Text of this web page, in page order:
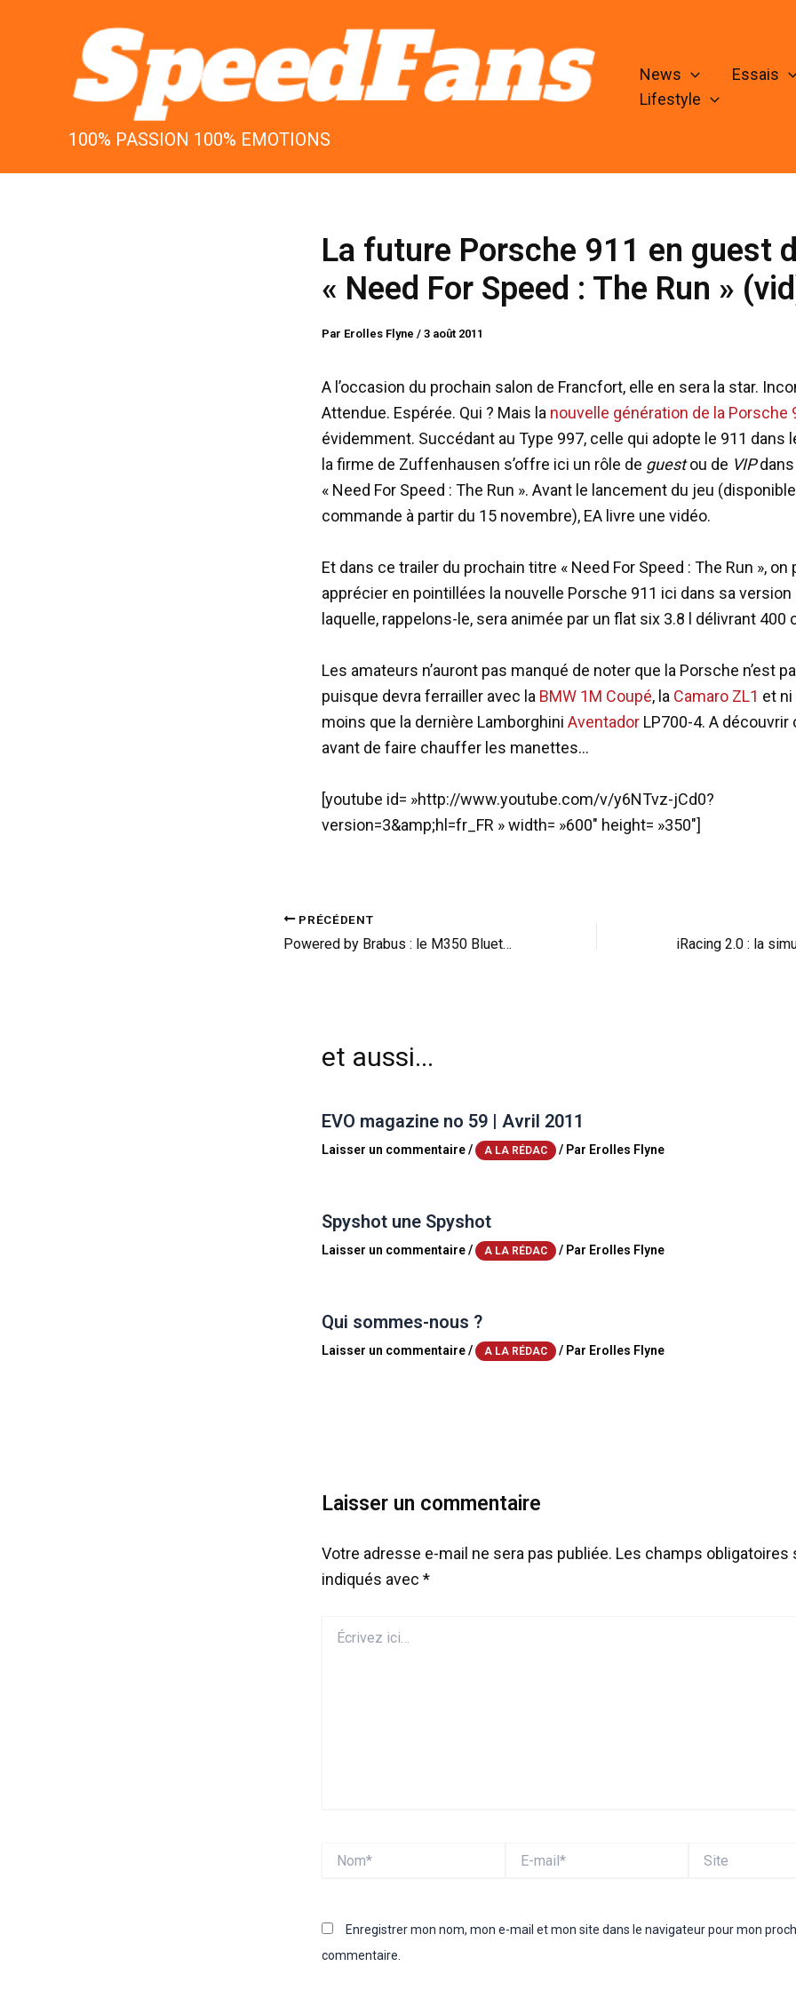
100% PASSION 100% EMOTIONS
News
Essais
Lifestyle
La future Porsche 911 en guest
« Need For Speed : The Run »
Par Erolles Flyne / 3 août 2011
A l’occasion du prochain salon de Francfort, elle en sera la star.
Attendue. Espérée. Qui ? Mais la nouvelle génération de la Porsche
évidemment. Succédant au Type 997, celle qui adopte le 911 dans
la firme de Zuffenhausen s’offre ici un rôle de guestou de VIPdans
« Need For Speed : The Run ». Avant le lancement du jeu
commande à partir du 15 novembre), EA livre une vidéo.
Et dans ce trailer du prochain titre « Need For Speed : The Run », on
apprécier en pointillées la nouvelle Porsche 911 ici dans sa version
laquelle, rappelons-le, sera animée par un flat six 3.8 l délivrant 400
Les amateurs n’auront pas manqué de noter que la Porsche n’est
puisque devra ferrailler avec la BMW 1M Coupé, la Camaro ZL1 et
moins que la dernière Lamborghini Aventador LP700-4. A
avant de faire chauffer les manettes…
[youtube id= »http://www.youtube.com/v/y6NTvz-jCd0?
version=3&amp;hl=fr_FR » width= »600″ height= »350″]
PRÉCÉDENT
Powered by Brabus : le M350 Bluetec Project Kahn
et aussi...
EVO magazine no 59 | Avril 2011
Laisser un commentaire/ A LA RÉDAC / Par Erolles Flyne
Spyshot une Spyshot
Laisser un commentaire/ A LA RÉDAC / Par Erolles Flyne
Qui sommes-nous ?
Laisser un commentaire/ A LA RÉDAC / Par Erolles Flyne
Laisser un commentaire
Votre adresse e-mail ne sera pas publiée. Les champs obligatoires
indiqués avec *
ici…
mail*
Enregistrer mon nom, mon e-mail et mon site dans le navigateur pour mon
commentaire.